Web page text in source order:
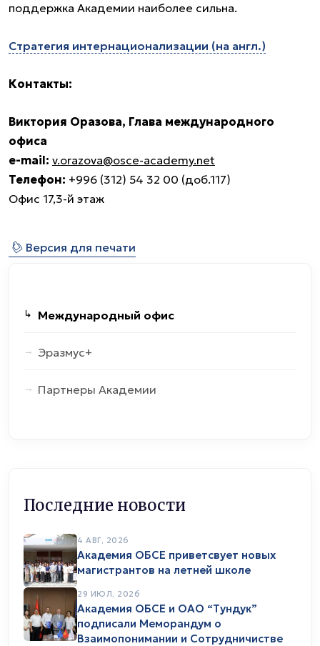
поддержка Академии наиболее сильна.
Стратегия интернационализации (на англ.)
Контакты:
Виктория Оразова, Глава международного
офиса
e-mail: v.orazova@osce-academy.net
Телефон: +996 (312) 54 32 00 (доб.117)
Офис 17,3-й этаж
⎙ Версия для печати
Международный офис
Эразмус+
Партнеры Академии
Последние новости
4 АВГ, 2026
Академия ОБСЕ приветсвует новых
магистрантов на летней школе
29 ИЮЛ, 2026
Академия ОБСЕ и ОАО “Тундук”
подписали Меморандум о
Взаимопонимании и Сотрудничистве